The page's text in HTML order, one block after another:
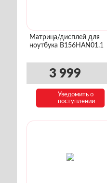
Матрица/дисплей для
ноутбука B156HAN01.1
3 999
Уведомить о
поступлении